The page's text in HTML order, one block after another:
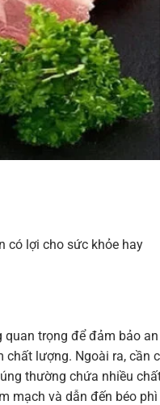
có lợi cho sức khỏe hay
trọng để đảm bảo an
lượng. Ngoài ra, cần
thường chứa nhiều
mạch và dẫn đến béo phì